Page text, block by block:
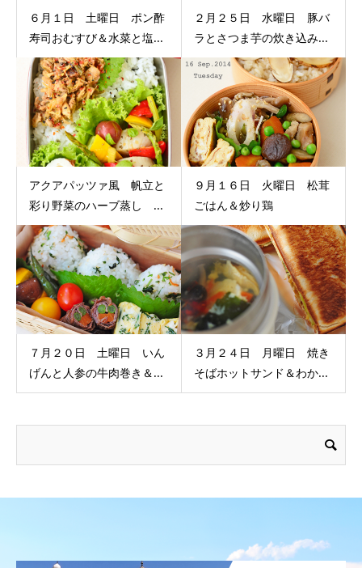
６月１日 土曜日 ポン酢
寿司おむすび＆水菜と塩...
２月２５日 水曜日 豚バ
ラとさつま芋の炊き込み...
アクアパッツァ風 帆立と
彩り野菜のハーブ蒸し ...
９月１６日 火曜日 松茸
ごはん＆炒り鶏
７月２０日 土曜日 いん
げんと人参の牛肉巻き＆...
３月２４日 月曜日 焼き
そばホットサンド＆わか...